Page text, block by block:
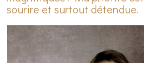
sourire et surtout détendue.